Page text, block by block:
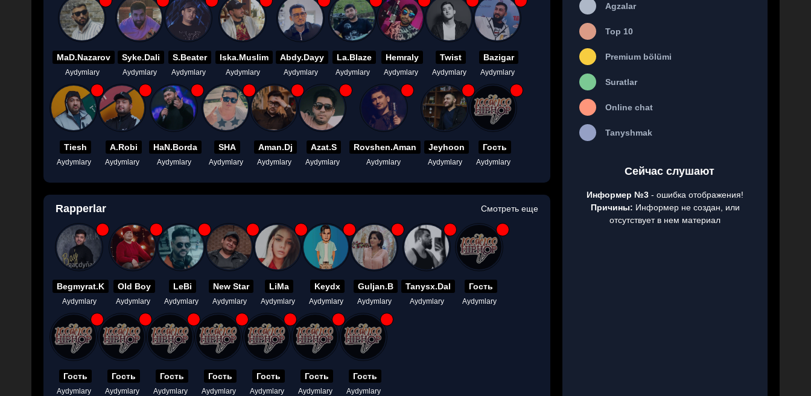
MaD.Nazarov
Aydymlary
Syke.Dali
Aydymlary
S.Beater
Aydymlary
Iska.Muslim
Aydymlary
Abdy.Dayy
Aydymlary
La.Blaze
Aydymlary
Hemraly
Aydymlary
Twist
Aydymlary
Bazigar
Aydymlary
Tiesh
Aydymlary
A.Robi
Aydymlary
HaN.Borda
Aydymlary
SHA
Aydymlary
Aman.Dj
Aydymlary
Azat.S
Aydymlary
Rovshen.Aman
Aydymlary
Jeyhoon
Aydymlary
Гость
Aydymlary
Rapperlar Смотреть еще
Begmyrat.K
Aydymlary
Old Boy
Aydymlary
LeBi
Aydymlary
New Star
Aydymlary
LiMa
Aydymlary
Keydx
Aydymlary
Guljan.B
Aydymlary
Tanysx.Dal
Aydymlary
Гость
Aydymlary
Гость
Aydymlary
Гость
Aydymlary
Гость
Aydymlary
Гость
Aydymlary
Гость
Aydymlary
Гость
Aydymlary
Гость
Aydymlary
Agzalar
Top 10
Premium bölümi
Suratlar
Online chat
Tanyshmak
Сейчас слушают
Информер №3 - ошибка отображения!
Причины: Информер не создан, или
отсутствует в нем материал